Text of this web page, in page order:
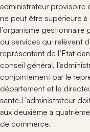
administrateur provisoire
ne peut être supérieure
l’organisme gestionnaire
ou services qui relèvent
représentant de l’Etat
conseil général,
conjointement par le
département et le
santé.L’administrateur
aux deuxième à
de commerce.